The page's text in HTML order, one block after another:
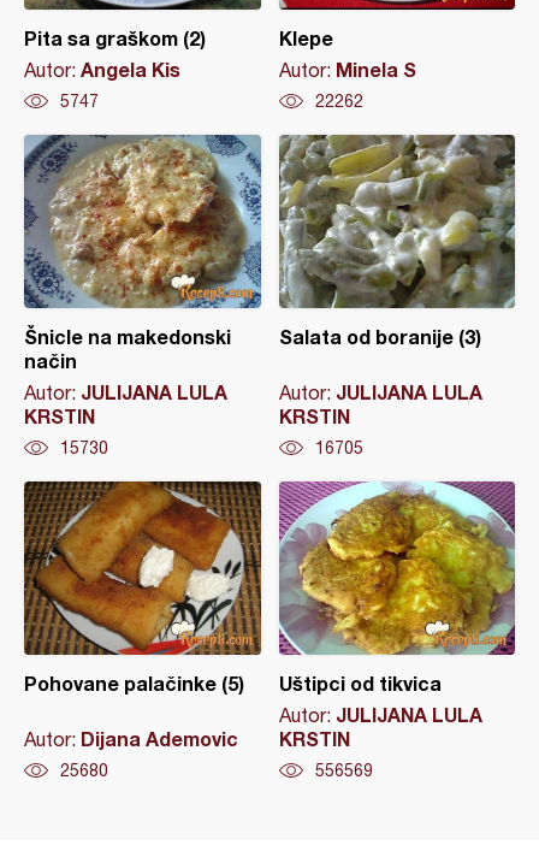
Pita sa graškom (2)
Autor: Angela Kis
5747
Klepe
Autor: Minela S
22262
Šnicle na makedonski
način
Autor: JULIJANA LULA
KRSTIN
15730
Salata od boranije (3)
Autor: JULIJANA LULA
KRSTIN
16705
Pohovane palačinke (5)
Autor: Dijana Ademovic
25680
Uštipci od tikvica
Autor: JULIJANA LULA
KRSTIN
556569